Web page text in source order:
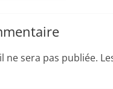
ne sera pas publiée.